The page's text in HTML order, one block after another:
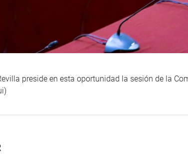
preside en esta oportunidad la sesión de la